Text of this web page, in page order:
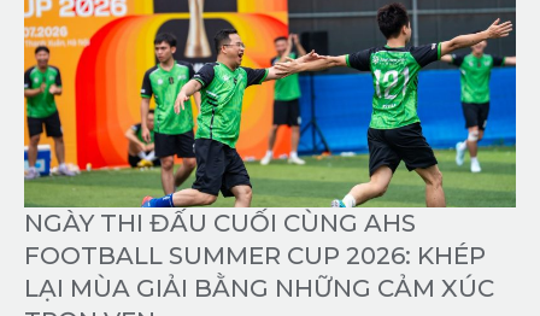
NGÀY THI ĐẤU CUỐI CÙNG AHS
FOOTBALL SUMMER CUP 2026: KHÉP
LẠI MÙA GIẢI BẰNG NHỮNG CẢM XÚC